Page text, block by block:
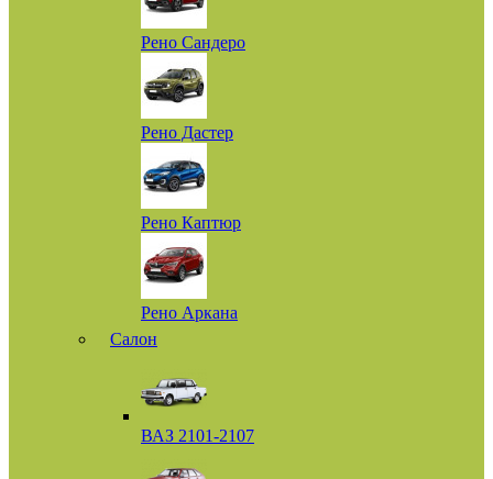
Рено Сандеро
Рено Дастер
Рено Каптюр
Рено Аркана
Салон
ВАЗ 2101-2107